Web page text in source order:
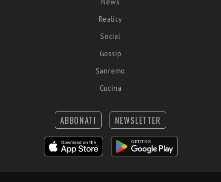
Reality
Social
Gossip
Sanremo
Cucina
ABBONATI NEWSLETTER